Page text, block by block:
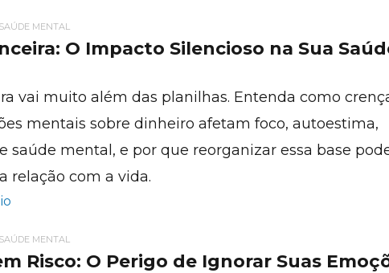
MENTAL
O Impacto Silencioso na Sua
vai muito além das planilhas. Entenda como
mentais sobre dinheiro afetam foco, autoestima,
saúde mental, e por que reorganizar essa base
relação com a vida.
MENTAL
Risco: O Perigo de Ignorar Suas